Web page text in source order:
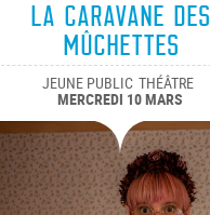
La caravane des
Mûchettes
JEUNE PUBLIC THÉÂTRE
MERCREDI 10 MARS